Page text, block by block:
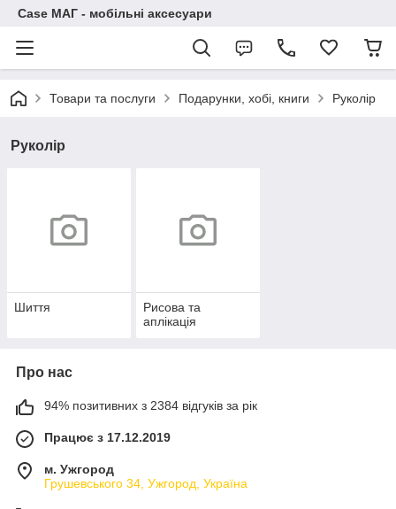
Case МАГ - мобільні аксесуари
Товари та послуги Подарунки, хобі, книги Руколір
Руколір
Шиття
Рисова та
аплікація
Про нас
94% позитивних з 2384 відгуків за рік
Працює з 17.12.2019
м. Ужгород
Грушевського 34, Ужгород, Україна